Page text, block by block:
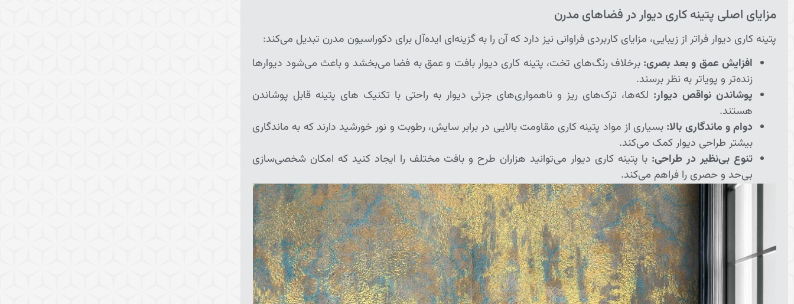
مزایای اصلی پتینه کاری دیوار در فضاهای مدرن
پتینه کاری دیوار فراتر از زیبایی، مزایای کاربردی فراوانی نیز دارد که آن را به گزینه‌ای ایده‌آل برای دکوراسیون مدرن تبدیل می‌کند:
افزایش عمق و بعد بصری: برخلاف رنگ‌های تخت، پتینه کاری دیوار بافت و عمق به فضا می‌بخشد و باعث می‌شود دیوارها
زنده‌تر و پویاتر به نظر برسند.
پوشاندن نواقص دیوار: لکه‌ها، ترک‌های ریز و ناهمواری‌های جزئی دیوار به راحتی با تکنیک های پتینه قابل پوشاندن
هستند.
دوام و ماندگاری بالا: بسیاری از مواد پتینه کاری مقاومت بالایی در برابر سایش، رطوبت و نور خورشید دارند که به ماندگاری
بیشتر طراحی دیوار کمک می‌کند.
تنوع بی‌نظیر در طراحی: با پتینه کاری دیوار می‌توانید هزاران طرح و بافت مختلف را ایجاد کنید که امکان شخصی‌سازی
بی‌حد و حصری را فراهم می‌کند.